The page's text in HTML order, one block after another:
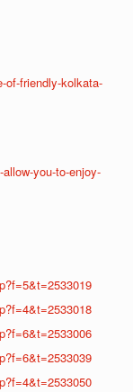
of-friendly-kolkata-
you-to-enjoy-